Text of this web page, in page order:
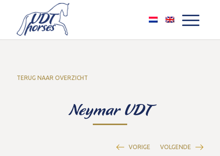
TERUG NAAR OVERZICHT
Neymar VDT
VORIGE VOLGENDE